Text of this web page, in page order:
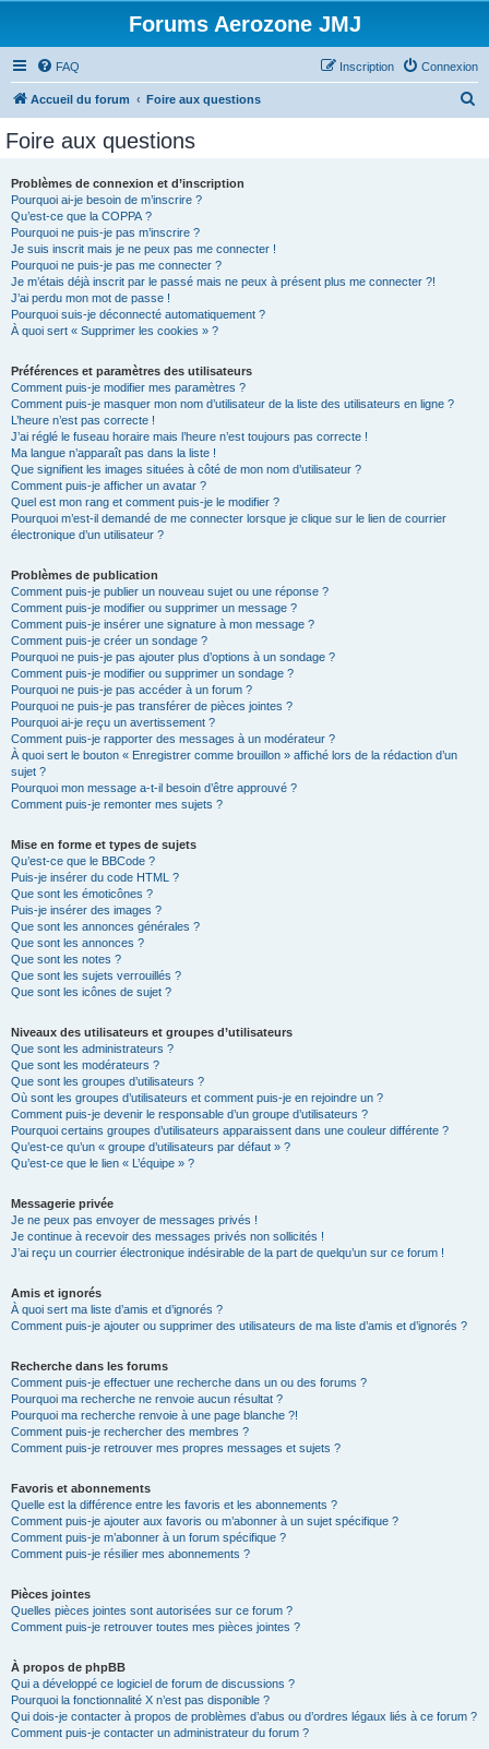
Forums Aerozone JMJ
FAQ Connexion
Inscription
Accueil du forum Foire aux questions
Foire aux questions
Problèmes de connexion et d’inscription
Pourquoi ai-je besoin de m’inscrire ?
Qu’est-ce que la COPPA ?
Pourquoi ne puis-je pas m’inscrire ?
Je suis inscrit mais je ne peux pas me connecter !
Pourquoi ne puis-je pas me connecter ?
Je m’étais déjà inscrit par le passé mais ne peux à présent plus me connecter ?!
J’ai perdu mon mot de passe !
Pourquoi suis-je déconnecté automatiquement ?
À quoi sert « Supprimer les cookies » ?
Préférences et paramètres des utilisateurs
Comment puis-je modifier mes paramètres ?
Comment puis-je masquer mon nom d’utilisateur de la liste des utilisateurs en ligne ?
L’heure n’est pas correcte !
J’ai réglé le fuseau horaire mais l’heure n’est toujours pas correcte !
Ma langue n’apparaît pas dans la liste !
Que signifient les images situées à côté de mon nom d’utilisateur ?
Comment puis-je afficher un avatar ?
Quel est mon rang et comment puis-je le modifier ?
Pourquoi m’est-il demandé de me connecter lorsque je clique sur le lien de courrier
électronique d’un utilisateur ?
Problèmes de publication
Comment puis-je publier un nouveau sujet ou une réponse ?
Comment puis-je modifier ou supprimer un message ?
Comment puis-je insérer une signature à mon message ?
Comment puis-je créer un sondage ?
Pourquoi ne puis-je pas ajouter plus d’options à un sondage ?
Comment puis-je modifier ou supprimer un sondage ?
Pourquoi ne puis-je pas accéder à un forum ?
Pourquoi ne puis-je pas transférer de pièces jointes ?
Pourquoi ai-je reçu un avertissement ?
Comment puis-je rapporter des messages à un modérateur ?
À quoi sert le bouton « Enregistrer comme brouillon » affiché lors de la rédaction d’un
sujet ?
Pourquoi mon message a-t-il besoin d’être approuvé ?
Comment puis-je remonter mes sujets ?
Mise en forme et types de sujets
Qu’est-ce que le BBCode ?
Puis-je insérer du code HTML ?
Que sont les émoticônes ?
Puis-je insérer des images ?
Que sont les annonces générales ?
Que sont les annonces ?
Que sont les notes ?
Que sont les sujets verrouillés ?
Que sont les icônes de sujet ?
Niveaux des utilisateurs et groupes d’utilisateurs
Que sont les administrateurs ?
Que sont les modérateurs ?
Que sont les groupes d’utilisateurs ?
Où sont les groupes d’utilisateurs et comment puis-je en rejoindre un ?
Comment puis-je devenir le responsable d’un groupe d’utilisateurs ?
Pourquoi certains groupes d’utilisateurs apparaissent dans une couleur différente ?
Qu’est-ce qu’un « groupe d’utilisateurs par défaut » ?
Qu’est-ce que le lien « L’équipe » ?
Messagerie privée
Je ne peux pas envoyer de messages privés !
Je continue à recevoir des messages privés non sollicités !
J’ai reçu un courrier électronique indésirable de la part de quelqu’un sur ce forum !
Amis et ignorés
À quoi sert ma liste d’amis et d’ignorés ?
Comment puis-je ajouter ou supprimer des utilisateurs de ma liste d’amis et d’ignorés ?
Recherche dans les forums
Comment puis-je effectuer une recherche dans un ou des forums ?
Pourquoi ma recherche ne renvoie aucun résultat ?
Pourquoi ma recherche renvoie à une page blanche ?!
Comment puis-je rechercher des membres ?
Comment puis-je retrouver mes propres messages et sujets ?
Favoris et abonnements
Quelle est la différence entre les favoris et les abonnements ?
Comment puis-je ajouter aux favoris ou m’abonner à un sujet spécifique ?
Comment puis-je m’abonner à un forum spécifique ?
Comment puis-je résilier mes abonnements ?
Pièces jointes
Quelles pièces jointes sont autorisées sur ce forum ?
Comment puis-je retrouver toutes mes pièces jointes ?
À propos de phpBB
Qui a développé ce logiciel de forum de discussions ?
Pourquoi la fonctionnalité X n’est pas disponible ?
Qui dois-je contacter à propos de problèmes d’abus ou d’ordres légaux liés à ce forum ?
Comment puis-je contacter un administrateur du forum ?